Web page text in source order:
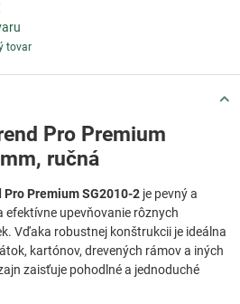
tovar
Pro Premium
ručná
Premium SG2010-2 je pevný a
upevňovanie rôznych
Vďaka robustnej konštrukcii je ideálna
kartónov, drevených rámov a iných
zaisťuje pohodlné a jednoduché